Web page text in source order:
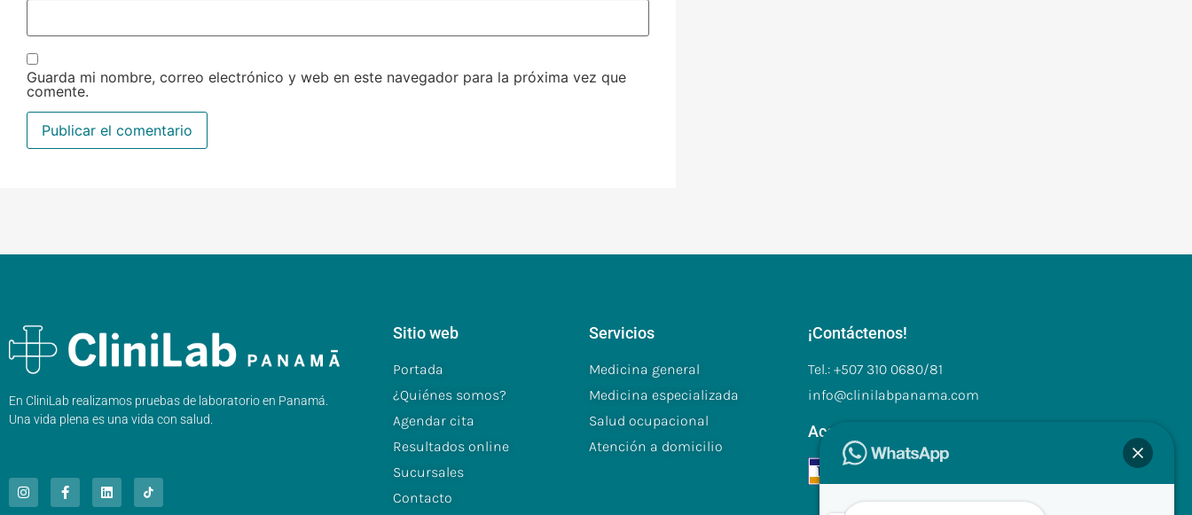
Guarda mi nombre, correo electrónico y web en este navegador para la próxima vez que
comente.
En CliniLab realizamos pruebas de laboratorio en Panamá.
Una vida plena es una vida con salud.
Sitio web
Portada
¿Quiénes somos?
Agendar cita
Resultados online
Sucursales
Contacto
Servicios
Medicina general
Medicina especializada
Salud ocupacional
Atención a domicilio
¡Contáctenos!
Tel.: +507 310 0680/81
info@clinilabpanama.com
Aceptamos